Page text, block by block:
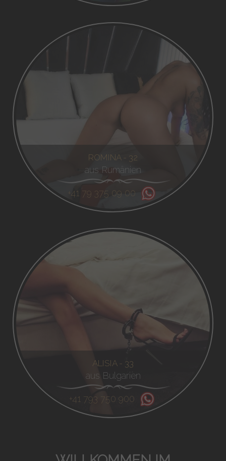
ROMINA - 32
aus Rumänien
+41 79 375 09 00
ALISIA - 33
aus Bulgarien
+41 793 750 900